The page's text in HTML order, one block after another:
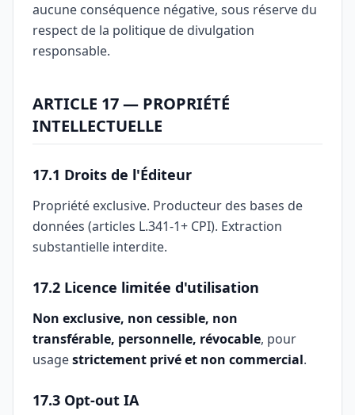
aucune conséquence négative, sous réserve du
respect de la politique de divulgation
responsable.
ARTICLE 17 — PROPRIÉTÉ
INTELLECTUELLE
17.1 Droits de l'Éditeur
Propriété exclusive. Producteur des bases de
données (articles L.341-1+ CPI). Extraction
substantielle interdite.
17.2 Licence limitée d'utilisation
Non exclusive, non cessible, non
transférable, personnelle, révocable, pour
usagestrictement privé et non commercial.
17.3 Opt-out IA